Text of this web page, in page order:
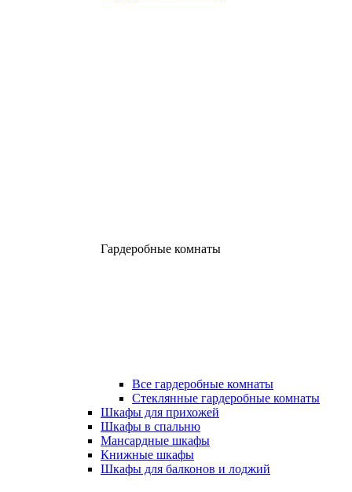
Гардеробные комнаты
Все гардеробные комнаты
Стеклянные гардеробные комнаты
Шкафы для прихожей
Шкафы в спальню
Мансардные шкафы
Книжные шкафы
Шкафы для балконов и лоджий